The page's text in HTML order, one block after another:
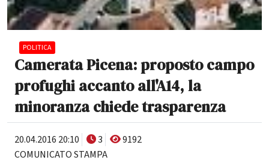
POLITICA
Camerata Picena: proposto campo
profughi accanto all'A14, la
minoranza chiede trasparenza
20.04.2016 20:10 3
9192
COMUNICATO STAMPA